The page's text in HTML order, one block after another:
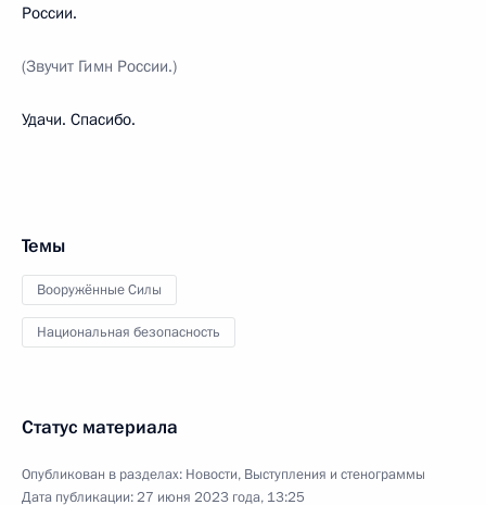
России.
(Звучит Гимн России.)
Удачи. Спасибо.
Темы
Вооружённые Силы
Национальная безопасность
Статус материала
Опубликован в разделах: Новости, Выступления и стенограммы
Дата публикации:27 июня 2023 года, 13:25